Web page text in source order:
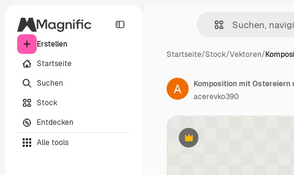
Erstellen
Startseite
Suchen
Stock
Entdecken
Alle tools
Startseite/Stock/Vektoren/
Premium
Komposition mit
acerevko390